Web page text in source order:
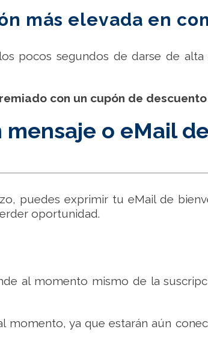
más elevada en
pocos segundos de darse de
con un cupón de
o eMail
puedes exprimir tu eMail de
oportunidad.
al momento mismo de la
ya que estarán aún